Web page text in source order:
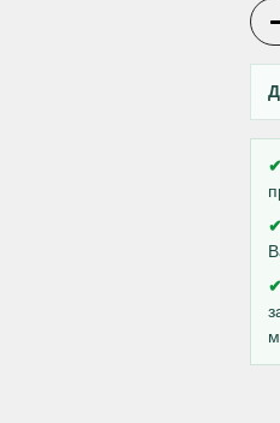
✔
✔
✔